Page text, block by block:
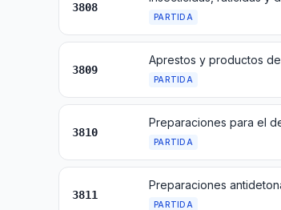
3808
PARTIDA
3809
PARTIDA
3810
PARTIDA
3811
PARTIDA